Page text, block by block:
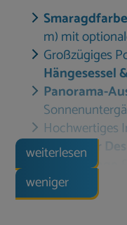
m) mit
Großzügiges
Hängesessel
Panorama-
Hochwertiges
moderner
Klimaanlage
Räumen
Highspeed-
weiterlesen
weniger